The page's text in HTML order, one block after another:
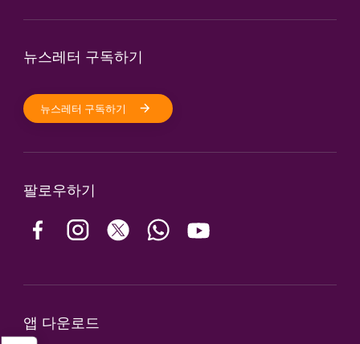
뉴스레터 구독하기
뉴스레터 구독하기
팔로우하기
앱 다운로드